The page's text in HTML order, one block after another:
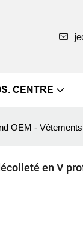
CENTRE
OEM -
en V